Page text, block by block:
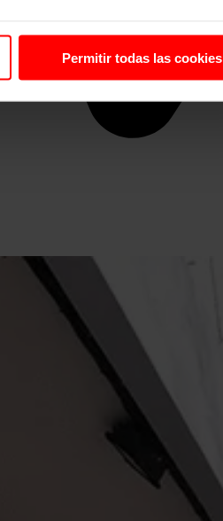
Permitir todas las cookies